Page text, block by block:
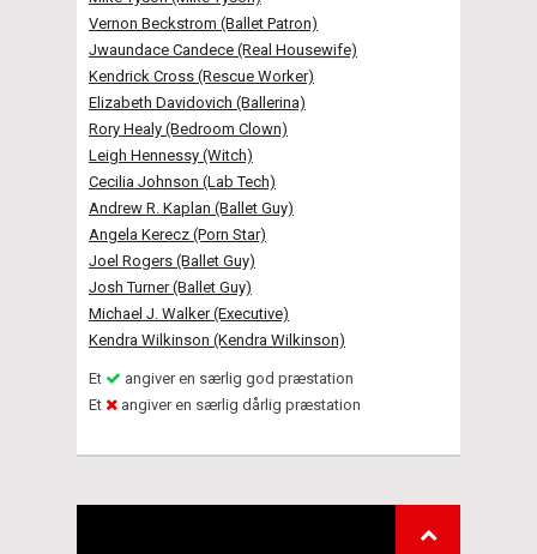
Vernon Beckstrom (Ballet Patron)
Jwaundace Candece (Real Housewife)
Kendrick Cross (Rescue Worker)
Elizabeth Davidovich (Ballerina)
Rory Healy (Bedroom Clown)
Leigh Hennessy (Witch)
Cecilia Johnson (Lab Tech)
Andrew R. Kaplan (Ballet Guy)
Angela Kerecz (Porn Star)
Joel Rogers (Ballet Guy)
Josh Turner (Ballet Guy)
Michael J. Walker (Executive)
Kendra Wilkinson (Kendra Wilkinson)
Et
angiver en særlig god præstation
Et
angiver en særlig dårlig præstation